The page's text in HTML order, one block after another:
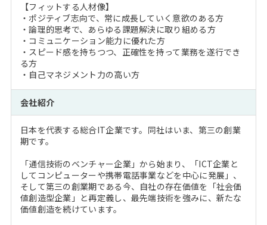
【フィットする人材像】
・ポジティブ志向で、常に成長していく意欲のある方
・論理的思考で、あらゆる課題解決に取り組める方
・コミュニケーション能力に優れた方
・スピード感を持ちつつ、正確性を持って業務を遂行でき
る方
・自己マネジメント力の高い方
会社紹介
日本を代表する総合IT企業です。同社はいま、第三の創業
期です。
「通信技術のベンチャー企業」から始まり、「ICT企業と
してコンピューターや携帯電話事業などを中心に発展」、
そして第三の創業期である今、自社の存在価値を「社会価
値創造型企業」と再定義し、最先端技術を強みに、新たな
価値創造を続けています。